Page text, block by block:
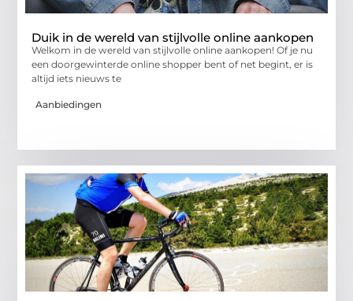
Duik in de wereld van stijlvolle online aankopen
Welkom in de wereld van stijlvolle online aankopen! Of je nu
een doorgewinterde online shopper bent of net begint, er is
altijd iets nieuws te
Aanbiedingen